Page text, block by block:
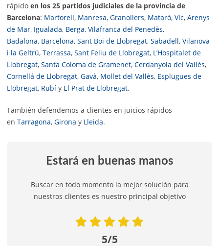
rápido en los 25 partidos judiciales de la provincia de
Barcelona: Martorell, Manresa, Granollers, Mataró, Vic, Arenys
de Mar, Igualada, Berga, Vilafranca del Penedès,
Badalona, Barcelona, Sant Boi de Llobregat, Sabadell, Vilanova
i la Geltrú, Terrassa, Sant Feliu de Llobregat, L’Hospitalet de
Llobregat, Santa Coloma de Gramenet, Cerdanyola del Vallés,
Cornellá de Llobregat, Gavà, Mollet del Vallès, Esplugues de
Llobregat, Rubí y El Prat de Llobregat.
También defendemos a clientes en juicios rápidos
en Tarragona, Girona y Lleida.
Estará en buenas manos
Buscar en todo momento la mejor solución para
nuestros clientes es nuestro principal objetivo
5/5